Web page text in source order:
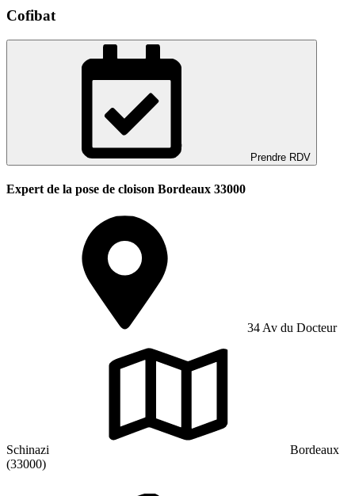
Cofibat
Prendre RDV
Expert de la pose de cloison Bordeaux 33000
34 Av du Docteur
Schinazi
Bordeaux
(33000)